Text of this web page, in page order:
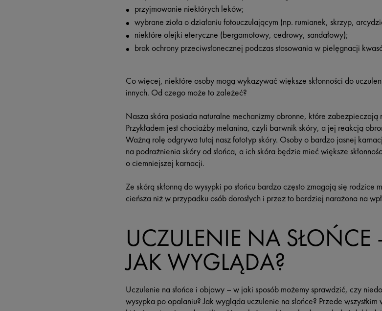
przyjmowanie niektórych leków;
wybrane zioła o działaniu fotouczulającym (np. rumianek, skrzyp,
niektóre olejki eteryczne (bergamotowy, cedrowy, sandałowy);
brak ochrony przeciwsłonecznej podczas stosowania w pielęgnacji
Co więcej, niektóre osoby mogą wykazywać większe skłonności do
innych. Od czego może to zależeć?
Nasza skóra posiada naturalne mechanizmy obronne, które zabezpieczają
Przykładem jest chociażby melanina, czyli barwnik skóry, a jej reakcją
Ważną rolę odgrywa tutaj nasz fototyp skóry. Osoby o bardzo jasnej
na podrażnienia skóry od słońca, a ich skóra będzie mieć większe
o ciemniejszej karnacji.
Ze skórą skłonną do wysypki po słońcu bardzo często zmagają się rodzice
cieńsza niż w przypadku osób dorosłych i przez to bardziej narażona na
UCZULENIE NA SŁOŃCE
JAK WYGLĄDA?
Uczulenie na słońce i objawy – w jaki sposób możemy sprawdzić, czy
wysypka po opalaniu? Jak wygląda uczulenie na słońce? Przede